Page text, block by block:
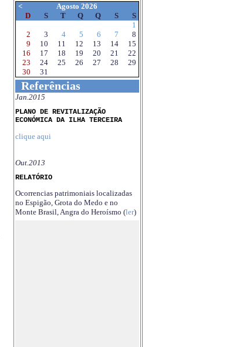
<
Agosto 2026
D
S T Q Q S
S
1
2
3 4 5 6 7
8
9
10 11 12 13 14
15
16
17 18 19 20 21
22
23
24 25 26 27 28
29
30
31
Referências
Jan.2015
PLANO DE REVITALIZAÇÃO
ECONÓMICA DA ILHA TERCEIRA
clique aqui
Out.2013
RELATÓRIO
Ocorrencias patrimoniais localizadas
no Espigão, Grota do Medo e no
Monte Brasil, Angra do Heroísmo (ler)